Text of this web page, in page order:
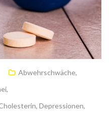
Abwehrschwäche,
,
, Depressionen,